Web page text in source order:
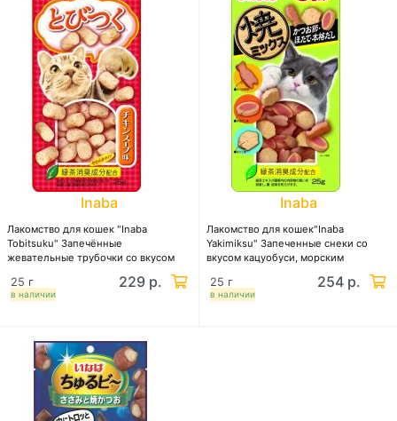
Inaba
Лакомство для кошек "Inaba
Tobitsuku" Запечённые
жевательные трубочки cо вкусом
в наличии
25 г 229 р.
Inaba
Лакомство для кошек"Inaba
Yakimiksu" Запеченные снеки cо
вкусом кацуобуси, морским
гребешком и наваристым бульоном
в наличии
25 г 254 р.